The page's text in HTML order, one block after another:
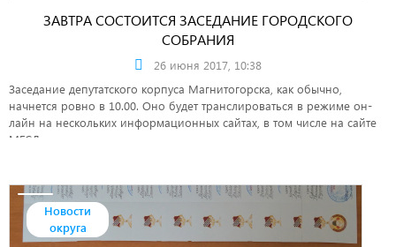
ЗАВТРА СОСТОИТСЯ ЗАСЕДАНИЕ ГОРОДСКОГО
СОБРАНИЯ
26 июня 2017, 10:38
Заседание депутатского корпуса Магнитогорска, как обычно,
начнется ровно в 10.00. Оно будет транслироваться в режиме он-
лайн на нескольких информационных сайтах, в том числе на сайте
МГСД.
Новости
округа